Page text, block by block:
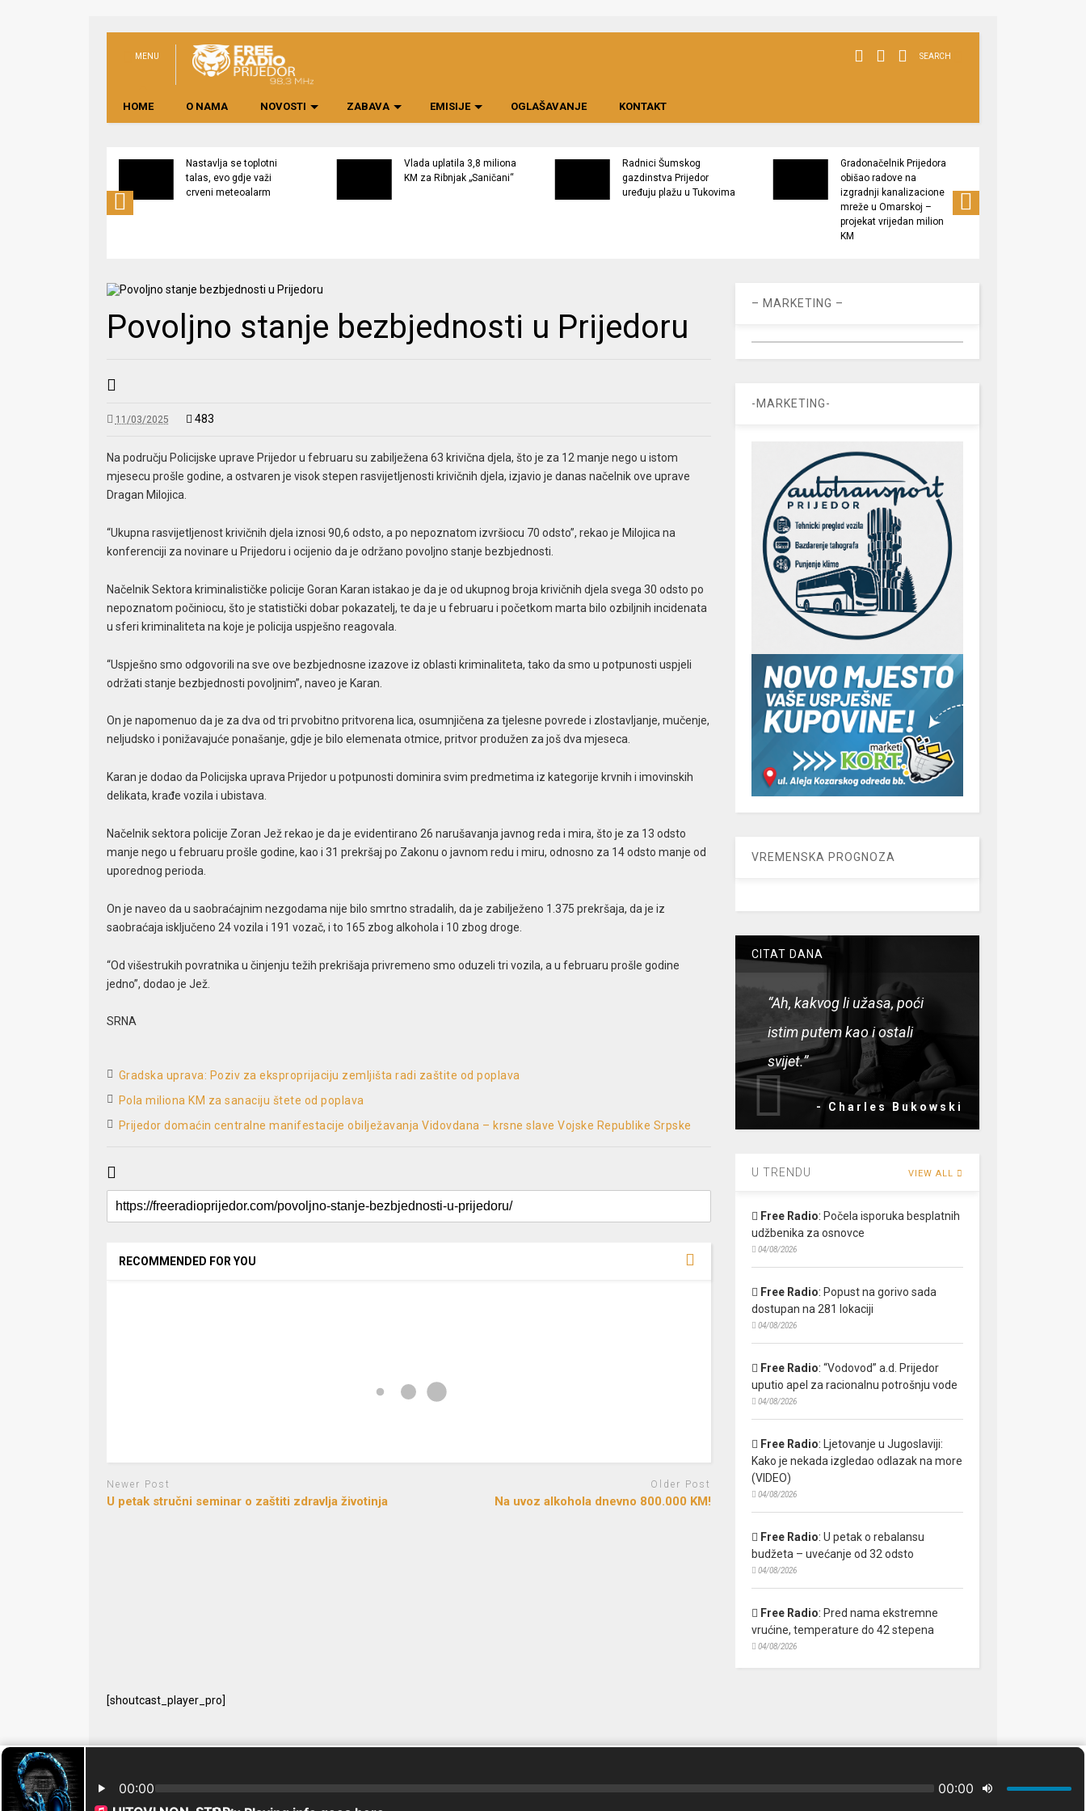
MENU SEARCH
HOME O NAMA NOVOSTI ZABAVA EMISIJE OGLAŠAVANJE KONTAKT
Nastavlja se toplotni
talas, evo gdje važi
crveni meteoalarm
Vlada uplatila 3,8 miliona
KM za Ribnjak „Saničani“
Radnici Šumskog
gazdinstva Prijedor
uređuju plažu u Tukovima
Gradonačelnik Prijedora
obišao radove na
izgradnji kanalizacione
mreže u Omarskoj –
projekat vrijedan milion
KM
Povoljno stanje bezbjednosti u Prijedoru
11/03/2025 483
Na području Policijske uprave Prijedor u februaru su zabilježena 63 krivična djela, što je za 12 manje nego u istom
mjesecu prošle godine, a ostvaren je visok stepen rasvijetljenosti krivičnih djela, izjavio je danas načelnik ove uprave
Dragan Milojica.
“Ukupna rasvijetljenost krivičnih djela iznosi 90,6 odsto, a po nepoznatom izvršiocu 70 odsto”, rekao je Milojica na
konferenciji za novinare u Prijedoru i ocijenio da je održano povoljno stanje bezbjednosti.
Načelnik Sektora kriminalističke policije Goran Karan istakao je da je od ukupnog broja krivičnih djela svega 30 odsto po
nepoznatom počiniocu, što je statistički dobar pokazatelj, te da je u februaru i početkom marta bilo ozbiljnih incidenata
u sferi kriminaliteta na koje je policija uspješno reagovala.
“Uspješno smo odgovorili na sve ove bezbjednosne izazove iz oblasti kriminaliteta, tako da smo u potpunosti uspjeli
održati stanje bezbjednosti povoljnim”, naveo je Karan.
On je napomenuo da je za dva od tri prvobitno pritvorena lica, osumnjičena za tjelesne povrede i zlostavljanje, mučenje,
neljudsko i ponižavajuće ponašanje, gdje je bilo elemenata otmice, pritvor produžen za još dva mjeseca.
Karan je dodao da Policijska uprava Prijedor u potpunosti dominira svim predmetima iz kategorije krvnih i imovinskih
delikata, krađe vozila i ubistava.
Načelnik sektora policije Zoran Jež rekao je da je evidentirano 26 narušavanja javnog reda i mira, što je za 13 odsto
manje nego u februaru prošle godine, kao i 31 prekršaj po Zakonu o javnom redu i miru, odnosno za 14 odsto manje od
uporednog perioda.
On je naveo da u saobraćajnim nezgodama nije bilo smrtno stradalih, da je zabilježeno 1.375 prekršaja, da je iz
saobraćaja isključeno 24 vozila i 191 vozač, i to 165 zbog alkohola i 10 zbog droge.
“Od višestrukih povratnika u činjenju težih prekrišaja privremeno smo oduzeli tri vozila, a u februaru prošle godine
jedno”, dodao je Jež.
SRNA
Gradska uprava: Poziv za eksproprijaciju zemljišta radi zaštite od poplava
Pola miliona KM za sanaciju štete od poplava
Prijedor domaćin centralne manifestacije obilježavanja Vidovdana – krsne slave Vojske Republike Srpske
RECOMMENDED FOR YOU
Newer Post
U petak stručni seminar o zaštiti zdravlja životinja
Older Post
Na uvoz alkohola dnevno 800.000 KM!
– MARKETING –
-MARKETING-
VREMENSKA PROGNOZA
CITAT DANA
“Ah, kakvog li užasa, poći
istim putem kao i ostali
svijet.”
- Charles Bukowski
U TRENDU VIEW ALL
Free Radio: Počela isporuka besplatnih
udžbenika za osnovce
04/08/2026
Free Radio: Popust na gorivo sada
dostupan na 281 lokaciji
04/08/2026
Free Radio: “Vodovod” a.d. Prijedor
uputio apel za racionalnu potrošnju vode
04/08/2026
Free Radio:
Ljetovanje u Jugoslaviji:
Kako je nekada izgledao odlazak na more
(VIDEO)
04/08/2026
Free Radio: U petak o rebalansu
budžeta – uvećanje od 32 odsto
04/08/2026
Free Radio: Pred nama ekstremne
vrućine, temperature do 42 stepena
04/08/2026
[shoutcast_player_pro]
© 2024 Free Radio Prijedor. Sva prava zaštićena Designed by